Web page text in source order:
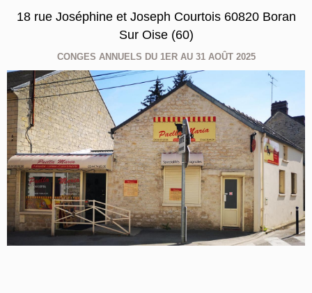
18 rue Joséphine et Joseph Courtois 60820 Boran
Sur Oise (60)
CONGES ANNUELS DU 1ER AU 31 AOÛT 2025